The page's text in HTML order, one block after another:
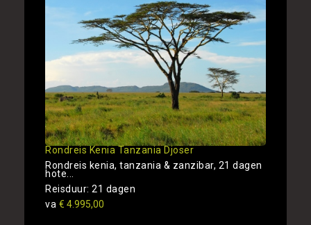
Rondreis Kenia Tanzania Djoser
Rondreis kenia, tanzania & zanzibar, 21 dagen
hote...
Reisduur: 21 dagen
va € 4.995,00